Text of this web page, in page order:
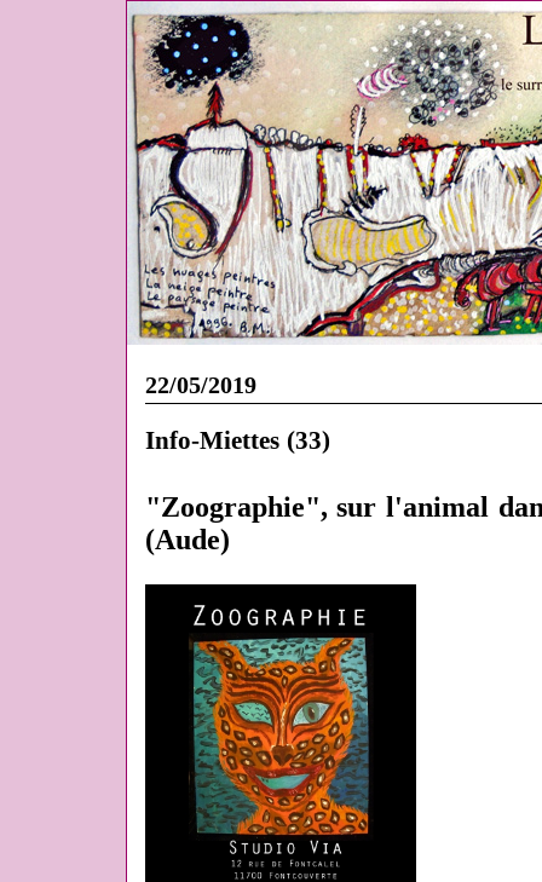
22/05/2019
Info-Miettes (33)
"Zoographie", sur l'animal
(Aude)